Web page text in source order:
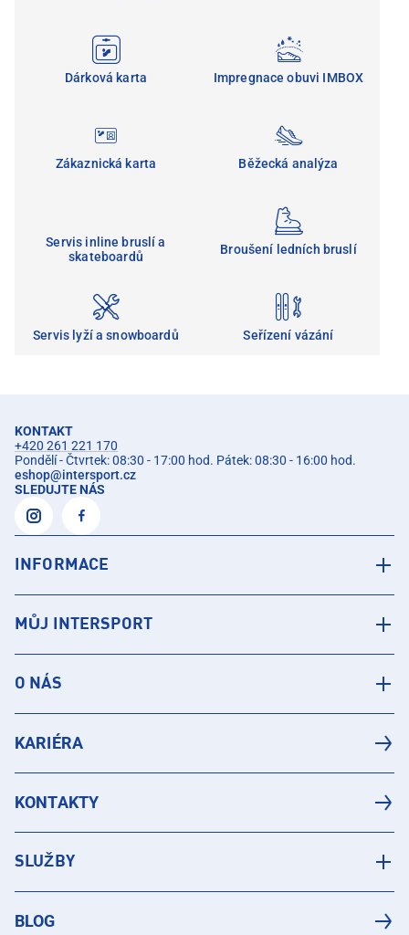
Dárková karta Impregnace obuvi IMBOX
Zákaznická karta Běžecká analýza
Servis inline bruslí a
skateboardů
Broušení ledních bruslí
Servis lyží a snowboardů Seřízení vázání
KONTAKT
+420 261 221 170
Pondělí - Čtvrtek: 08:30 - 17:00 hod. Pátek: 08:30 - 16:00 hod.
eshop@intersport.cz
SLEDUJTE NÁS
INFORMACE
MŮJ INTERSPORT
O NÁS
KARIÉRA
KONTAKTY
SLUŽBY
BLOG